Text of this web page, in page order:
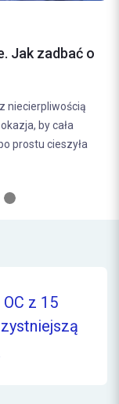
ryzyko. Wypadki,
z 15